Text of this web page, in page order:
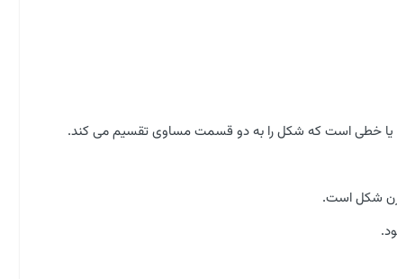
یا خطی است که شکل را به دو قسمت مساوی تقسیم می کند.
شکل است.